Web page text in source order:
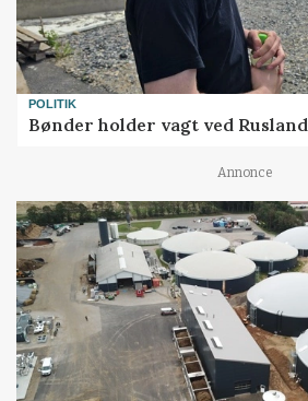
POLITIK
Bønder holder vagt ved Rusland
Annonce